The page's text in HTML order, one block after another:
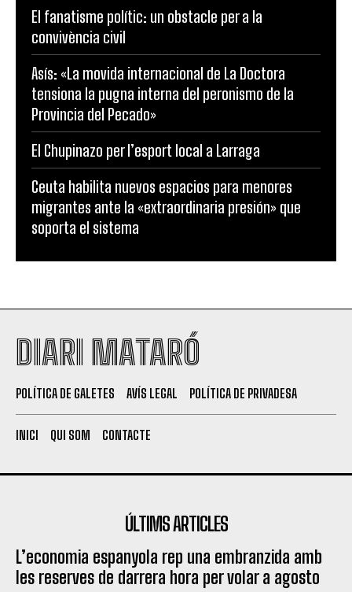
El fanatisme polític: un obstacle per a la
convivència civil
Asís: «La movida internacional de La Doctora
tensiona la pugna interna del peronismo de la
Provincia del Pecado»
El Chupinazo per l’esport local a Larraga
Ceuta habilita nuevos espacios para menores
migrantes ante la «extraordinaria presión» que
soporta el sistema
DIARI MATARÓ
POLÍTICA DE GALETES AVÍS LEGAL POLÍTICA DE PRIVADESA
INICI QUI SOM CONTACTE
ÚLTIMS ARTICLES
L’economia espanyola rep una embranzida amb
les reserves de darrera hora per volar a agosto